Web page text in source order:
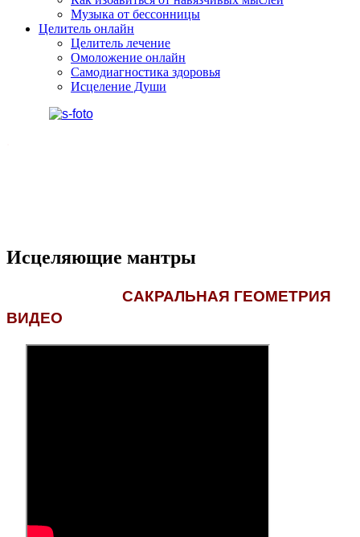
Музыка от бессонницы
Целитель онлайн
Целитель лечение
Омоложение онлайн
Самодиагностика здоровья
Исцеление Души
Исцеляющие мантры
САКРАЛЬНАЯ ГЕОМЕТРИЯ
ВИДЕО